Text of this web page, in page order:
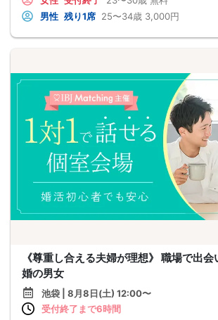
男性 残り1席 25〜34歳 3,000円
《尊重し合える夫婦が理想》 職場で出
婚の男女
池袋 | 8月8日(土) 12:00〜
受付終了まで6時間